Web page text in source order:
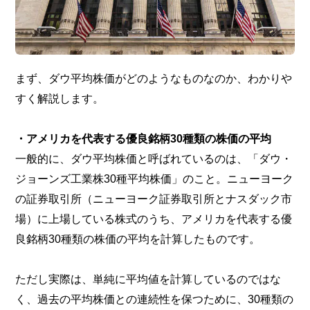
まず、ダウ平均株価がどのようなものなのか、わかりや
すく解説します。
・アメリカを代表する優良銘柄30種類の株価の平均
一般的に、ダウ平均株価と呼ばれているのは、「ダウ・
ジョーンズ工業株30種平均株価」のこと。ニューヨーク
の証券取引所（ニューヨーク証券取引所とナスダック市
場）に上場している株式のうち、アメリカを代表する優
良銘柄30種類の株価の平均を計算したものです。
ただし実際は、単純に平均値を計算しているのではな
く、過去の平均株価との連続性を保つために、30種類の